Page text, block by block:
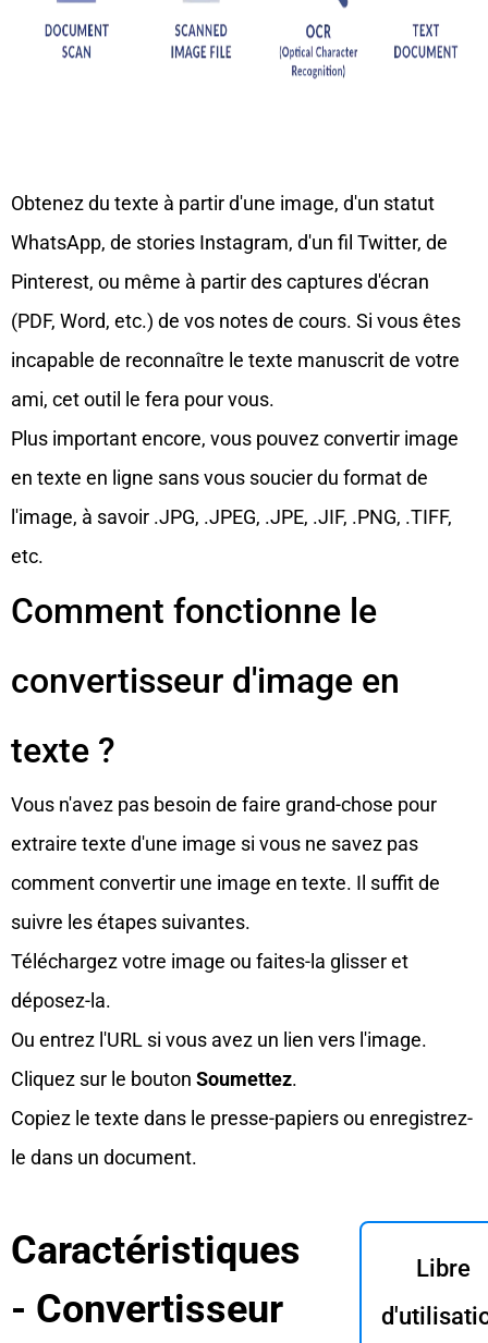
Obtenez du texte à partir d'une image, d'un statut
WhatsApp, de stories Instagram, d'un fil Twitter, de
Pinterest, ou même à partir des captures d'écran
(PDF, Word, etc.) de vos notes de cours. Si vous êtes
incapable de reconnaître le texte manuscrit de votre
ami, cet outil le fera pour vous.
Plus important encore, vous pouvez convertir image
en texte en ligne sans vous soucier du format de
l'image, à savoir .JPG, .JPEG, .JPE, .JIF, .PNG, .TIFF,
etc.
Comment fonctionne le
convertisseur d'image en
texte ?
Vous n'avez pas besoin de faire grand-chose pour
extraire texte d'une image si vous ne savez pas
comment convertir une image en texte. Il suffit de
suivre les étapes suivantes.
Téléchargez votre image ou faites-la glisser et
déposez-la.
Ou entrez l'URL si vous avez un lien vers l'image.
Cliquez sur le bouton Soumettez.
Copiez le texte dans le presse-papiers ou enregistrez-
le dans un document.
Caractéristiques
- Convertisseur
Libre